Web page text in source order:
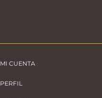
MI CUENTA
PERFIL